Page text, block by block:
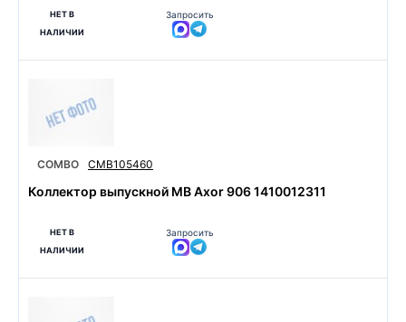
НЕТ В
НАЛИЧИИ
Запросить
COMBO CMB105460
Коллектор выпускной MB Axor 906 1410012311
НЕТ В
НАЛИЧИИ
Запросить